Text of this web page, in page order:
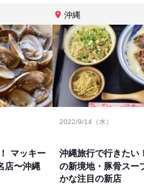
マッキー
店〜沖縄
沖縄
2022/9/14（水）
沖縄旅行で行きたい
の新境地・豚骨スー
かな注目の新店